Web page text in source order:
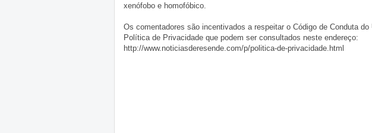
xenófobo e homofóbico.
Os comentadores são incentivados a respeitar o Código de Conduta
Política de Privacidade que podem ser consultados neste endereço:
http://www.noticiasderesende.com/p/politica-de-privacidade.html